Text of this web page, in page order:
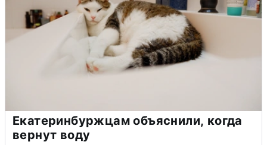
Екатеринбуржцам объяснили, когда
вернут воду